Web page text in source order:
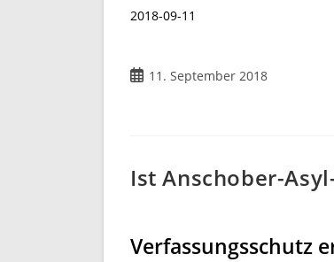
2018-09-11
11. September 2018
Ist Anschober-
Verfassungsschutz